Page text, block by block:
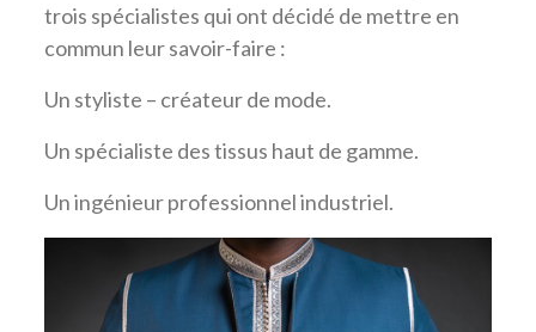
trois spécialistes qui ont décidé de mettre en
commun leur savoir-faire :
Un styliste – créateur de mode.
Un spécialiste des tissus haut de gamme.
Un ingénieur professionnel industriel.